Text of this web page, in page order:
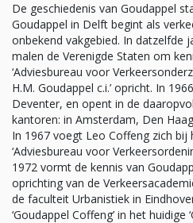
De geschiedenis van Goudappel
Goudappel in Delft begint als
onbekend vakgebied. In datzelfde
malen de Verenigde Staten om
‘Adviesbureau voor
H.M. Goudappel c.i.’ opricht. In
Deventer, en opent in de
kantoren: in Amsterdam, Den
In 1967 voegt Leo Coffeng zich
‘Adviesbureau voor
1972 vormt de kennis van
oprichting van de
de faculteit Urbanistiek in
‘Goudappel Coffeng’ in het huidige